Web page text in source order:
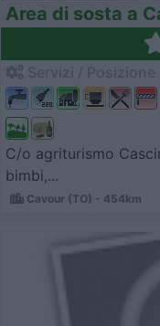
Area di sosta a
C/o agriturismo
bimbi,...
Cavour (TO) - 454km